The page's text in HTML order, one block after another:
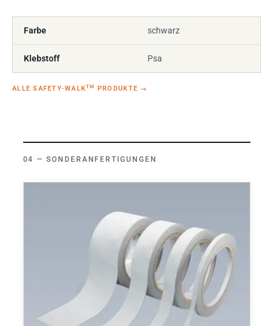
Farbe schwarz
Klebstoff Psa
ALLE SAFETY-WALKTM PRODUKTE →
SONDERANFERTIGUNGEN